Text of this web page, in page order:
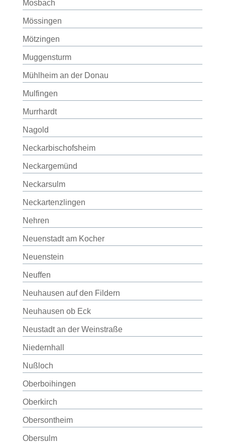
Mosbach
Mössingen
Mötzingen
Muggensturm
Mühlheim an der Donau
Mulfingen
Murrhardt
Nagold
Neckarbischofsheim
Neckargemünd
Neckarsulm
Neckartenzlingen
Nehren
Neuenstadt am Kocher
Neuenstein
Neuffen
Neuhausen auf den Fildern
Neuhausen ob Eck
Neustadt an der Weinstraße
Niedernhall
Nußloch
Oberboihingen
Oberkirch
Obersontheim
Obersulm